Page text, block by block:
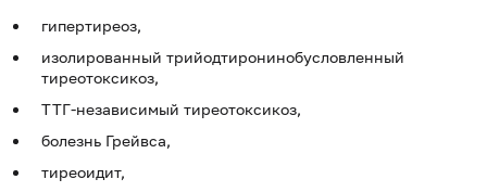
гипертиреоз,
изолированный трийодтиронинобусловленный
тиреотоксикоз,
ТТГ-независимый тиреотоксикоз,
болезнь Грейвса,
тиреоидит,